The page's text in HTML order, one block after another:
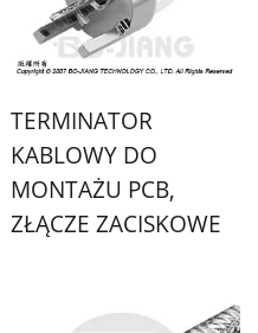
TERMINATOR
KABLOWY DO
MONTAŻU PCB,
ZŁĄCZE ZACISKOWE